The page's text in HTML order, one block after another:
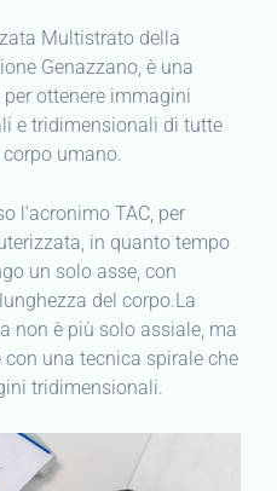
Multistrato della
Genazzano, è una
ottenere immagini
e tridimensionali di tutte
umano.
l’acronimo TAC, per
in quanto tempo
un solo asse, con
del corpo.La
non è più solo assiale, ma
una tecnica spirale che
tridimensionali.